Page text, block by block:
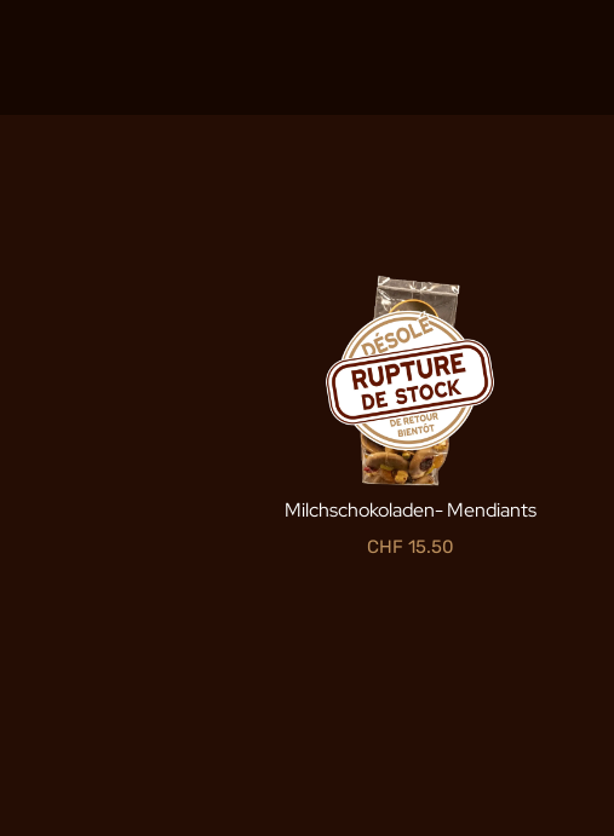
Milchschokoladen- Mendiants
CHF 15.50